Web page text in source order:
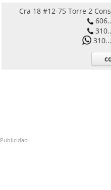
Cra 18 #12-75 Torre 2
Publicidad